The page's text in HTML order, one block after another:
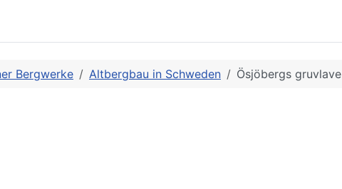
Bergwerke Altbergbau in Schweden Ösjöbergs gruvlave